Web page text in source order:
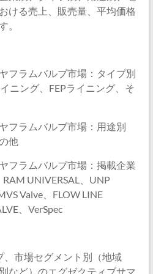
ける売上、販売量、平均価格
。
フラムバルブ市場：タイプ別
ニング、FEPライニング、そ
フラムバルブ市場：用途別
他
フラムバルブ市場：掲載企業
UNIVERSAL、UNP
Valve、FLOW LINE
、VerSpec
市場セグメント別（地域
など）のエグゼクティブサマ